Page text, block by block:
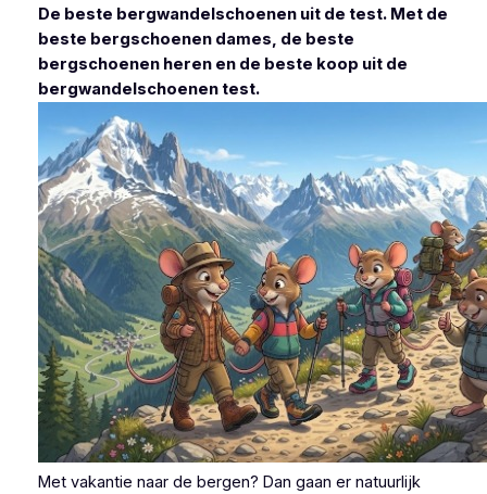
De beste bergwandelschoenen uit de test. Met de
beste bergschoenen dames, de beste
bergschoenen heren en de beste koop uit de
bergwandelschoenen test.
Met vakantie naar de bergen? Dan gaan er natuurlijk